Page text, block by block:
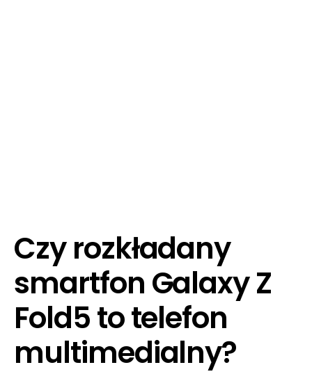
Czy rozkładany
smartfon Galaxy Z
Fold5 to telefon
multimedialny?